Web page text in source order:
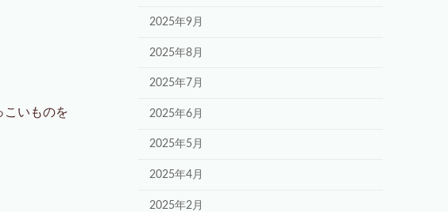
こいものを
2025年9月
2025年8月
2025年7月
2025年6月
2025年5月
2025年4月
2025年2月